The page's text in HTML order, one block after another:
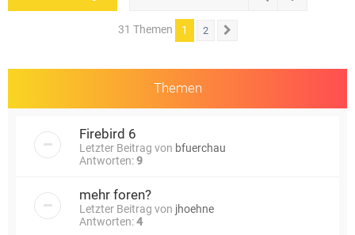
31 Themen 1 2
Themen
Firebird 6
Letzter Beitrag von bfuerchau
Antworten:9
mehr foren?
Letzter Beitrag von jhoehne
Antworten:4